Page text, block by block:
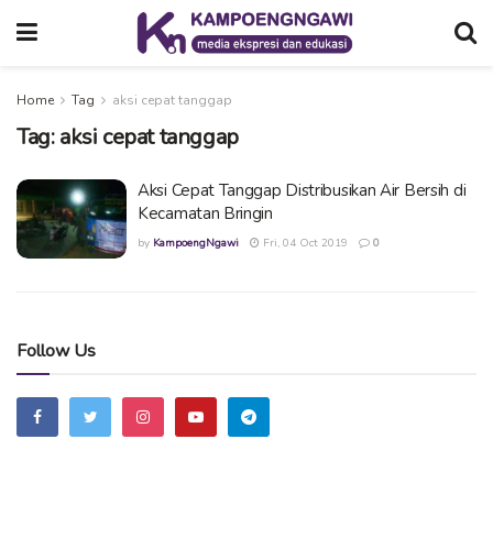
Home Tag aksi cepat tanggap
Tag:aksi cepat tanggap
Aksi Cepat Tanggap Distribusikan Air Bersih di
Kecamatan Bringin
by KampoengNgawi Fri, 04 Oct 2019 0
Follow Us